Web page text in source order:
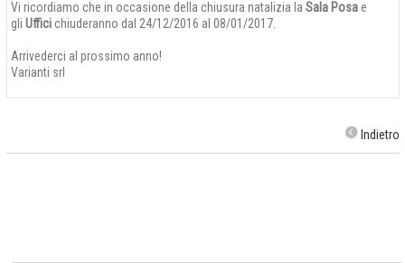
Vi ricordiamo che in occasione della chiusura natalizia la Sala Posae
gli Ufficichiuderanno dal 24/12/2016 al 08/01/2017.
Arrivederci al prossimo anno!
Varianti srl
Indietro